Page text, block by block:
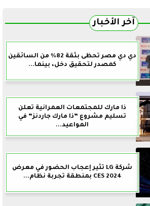
آخر الأخبار
دي دي مصر تحظى بثقة 82% من السائقين
كمصدر لتحقيق دخل، بينما...
ذا مارك للمجتمعات العمرانية تعلن
تسليم مشروع ”ذا مارك جاردنز” في
المواعيد...
شركة LG تثير إعجاب الحضور في معرض
CES 2024 بمنطقة تجربة نظام...